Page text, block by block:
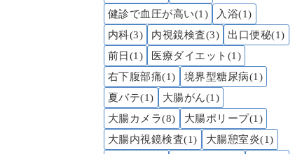
健診で血圧が高い(1)
入浴(1)
内科(3)
内視鏡検査(3)
出口便秘(1)
前日(1)
医療ダイエット(1)
右下腹部痛(1)
境界型糖尿病(1)
夏バテ(1)
大腸がん(1)
大腸カメラ(8)
大腸ポリープ(1)
大腸内視鏡検査(1)
大腸憩室炎(1)